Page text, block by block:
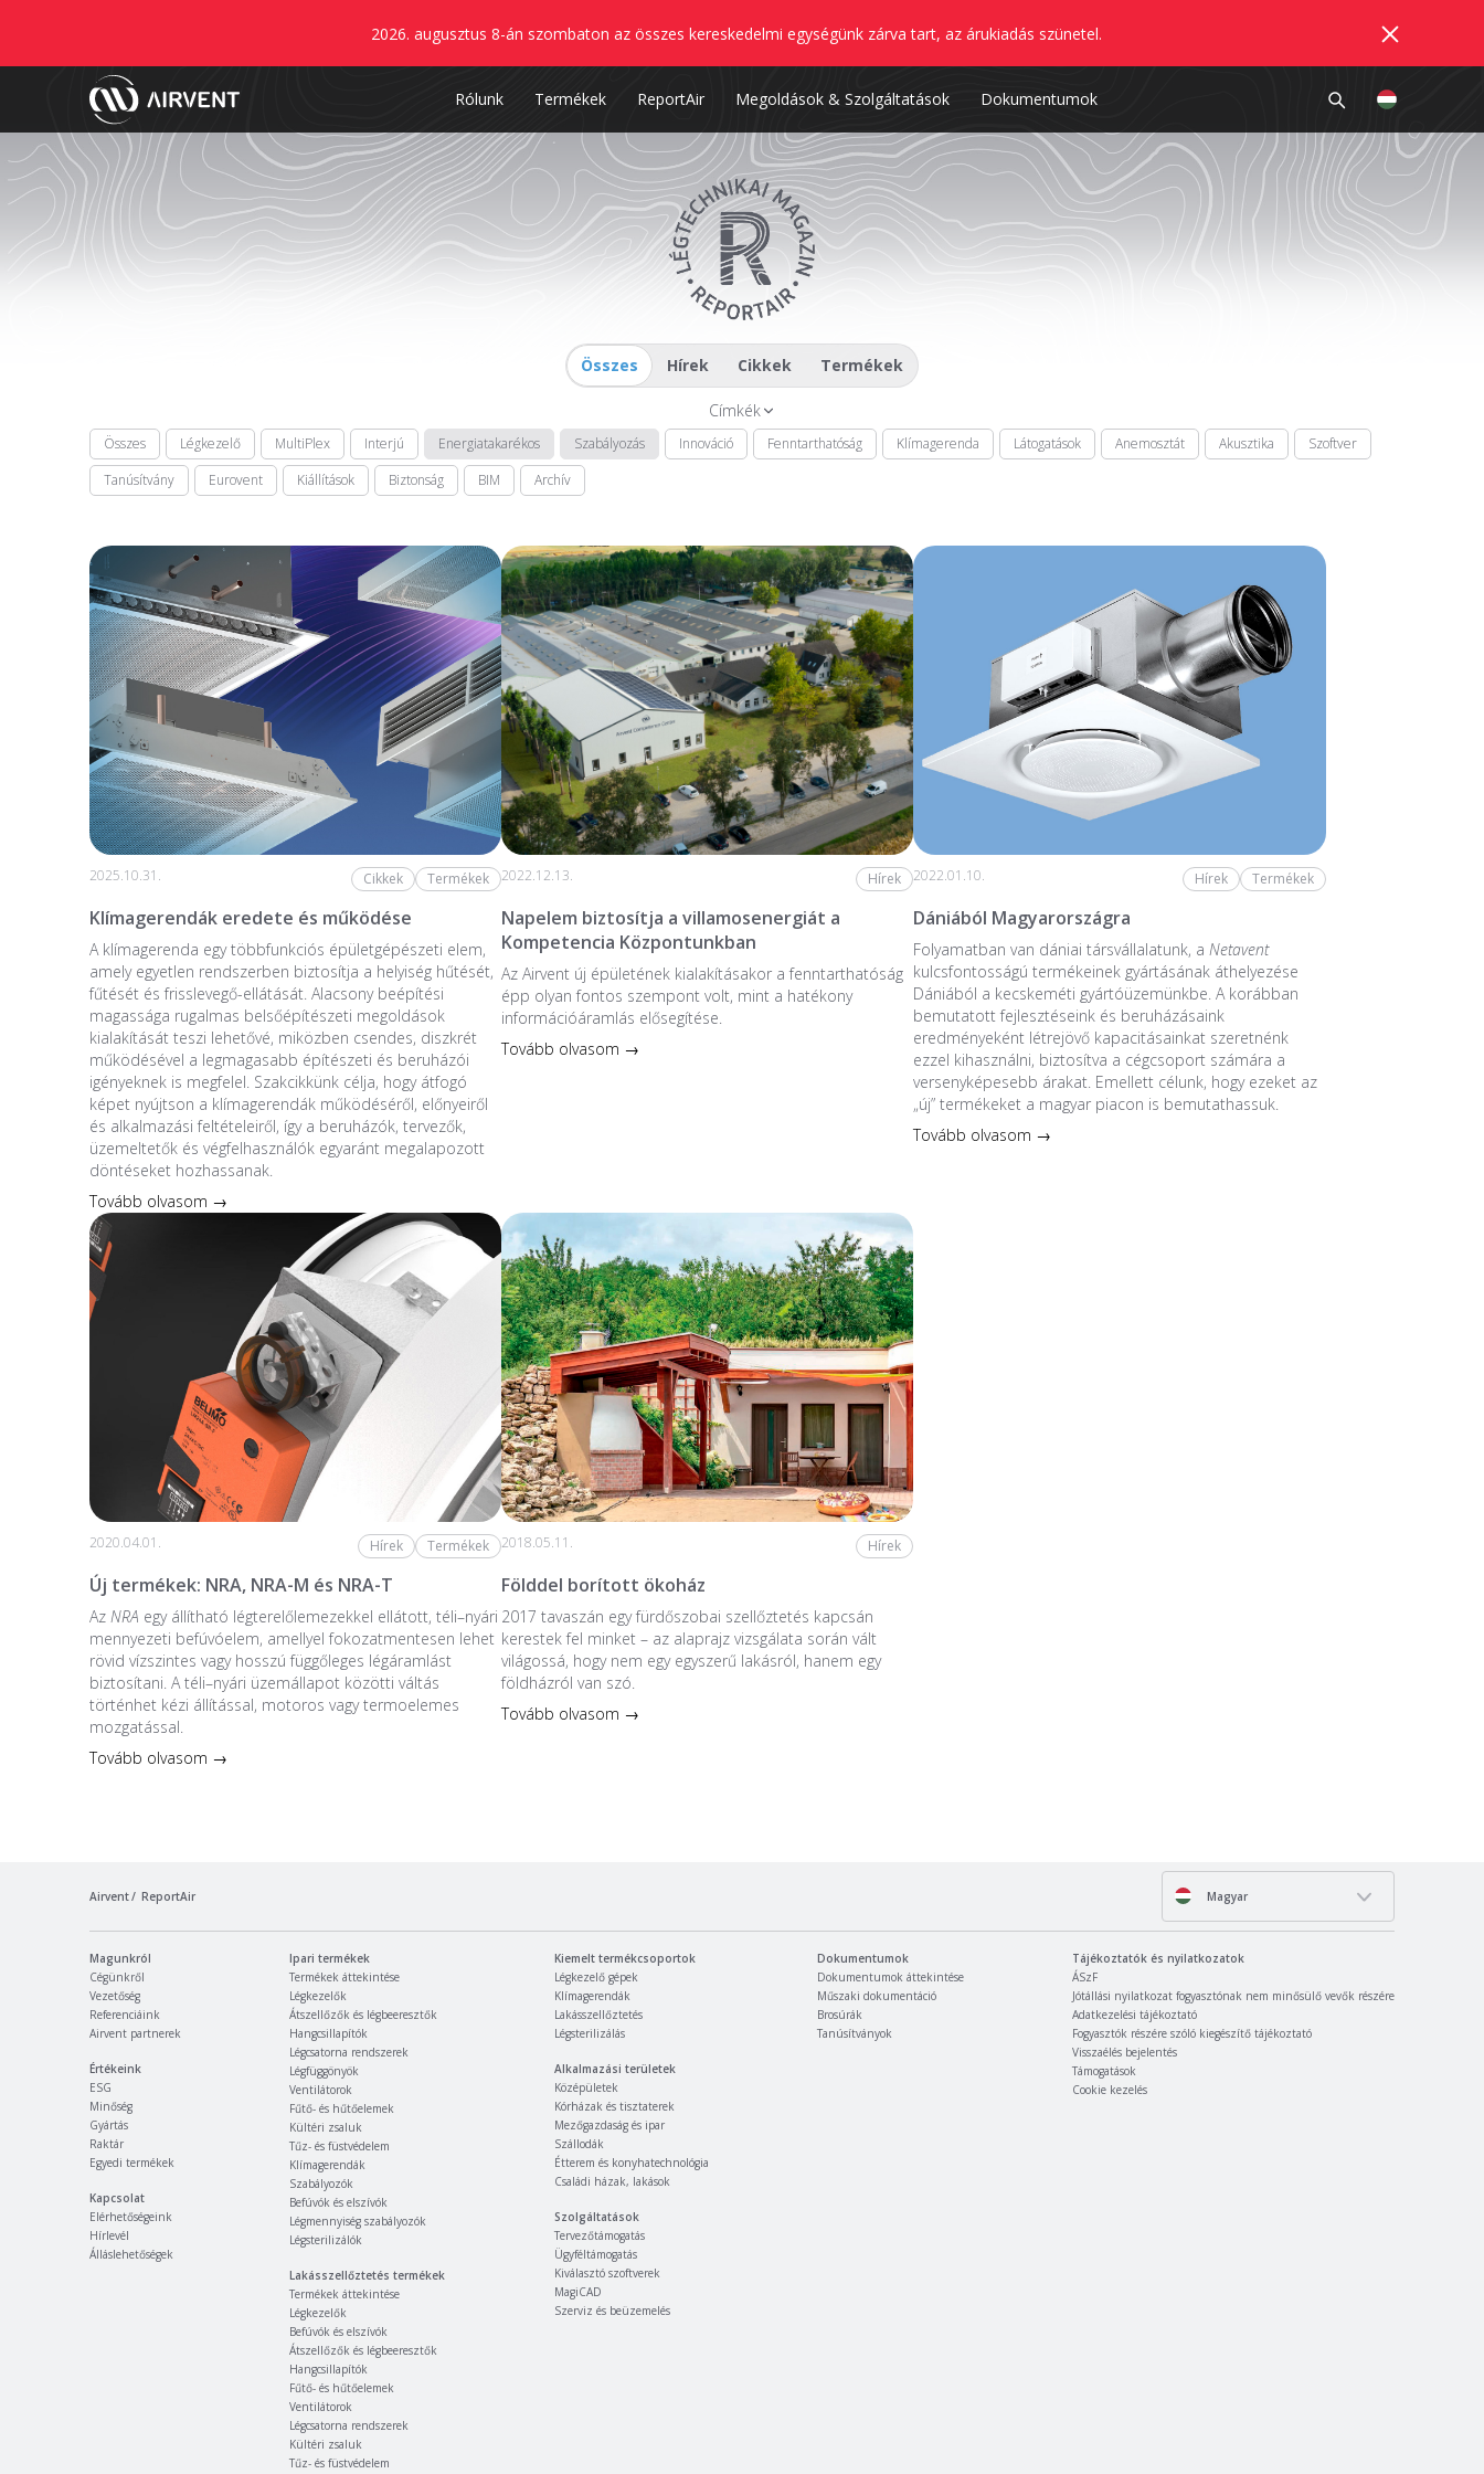
2026. augusztus 8-án szombaton az összes kereskedelmi egységünk zárva tart, az árukiadás szünetel.
Rólunk Termékek ReportAir Megoldások & Szolgáltatások Dokumentumok
Összes Hírek Cikkek Termékek
Címkék
Összes Légkezelő MultiPlex Interjú Energiatakarékos Szabályozás Innováció Fenntarthatóság Klímagerenda Látogatások Anemosztát Akusztika
Szoftver
Tanúsítvány
Eurovent Kiállítások Biztonság BIM Archív
2025.10.31. Cikkek Termékek
Klímagerendák eredete és működése
A klímagerenda egy többfunkciós épületgépészeti elem,
amely egyetlen rendszerben biztosítja a helyiség hűtését,
fűtését és frisslevegő-ellátását. Alacsony beépítési
magassága rugalmas belsőépítészeti megoldások
kialakítását teszi lehetővé, miközben csendes, diszkrét
működésével a legmagasabb építészeti és beruházói
igényeknek is megfelel. Szakcikkünk célja, hogy átfogó
képet nyújtson a klímagerendák működéséről, előnyeiről
és alkalmazási feltételeiről, így a beruházók, tervezők,
üzemeltetők és végfelhasználók egyaránt megalapozott
döntéseket hozhassanak.
Tovább olvasom →
2022.12.13. Hírek
Napelem biztosítja a villamosenergiát a
Kompetencia Központunkban
Az Airvent új épületének kialakításakor a fenntarthatóság
épp olyan fontos szempont volt, mint a hatékony
információáramlás elősegítése.
Tovább olvasom →
2022.01.10. Hírek Termékek
Dániából Magyarországra
Folyamatban van dániai társvállalatunk, aNetavent
kulcsfontosságú termékeinek gyártásának áthelyezése
Dániából a kecskeméti gyártóüzemünkbe. A korábban
bemutatott fejlesztéseink és beruházásaink
eredményeként létrejövő kapacitásainkat szeretnénk
ezzel kihasználni, biztosítva a cégcsoport számára a
versenyképesebb árakat. Emellett célunk, hogy ezeket az
„új” termékeket a magyar piacon is bemutathassuk.
Tovább olvasom →
2020.04.01. Hírek Termékek
Új termékek: NRA, NRA-M és NRA-T
Az NRA egy állítható légterelőlemezekkel ellátott, téli–nyári
mennyezeti befúvóelem, amellyel fokozatmentesen lehet
rövid vízszintes vagy hosszú függőleges légáramlást
biztosítani. A téli–nyári üzemállapot közötti váltás
történhet kézi állítással, motoros vagy termoelemes
mozgatással.
Tovább olvasom →
2018.05.11. Hírek
Földdel borított ökoház
2017 tavaszán egy fürdőszobai szellőztetés kapcsán
kerestek fel minket – az alaprajz vizsgálata során vált
világossá, hogy nem egy egyszerű lakásról, hanem egy
földházról van szó.
Tovább olvasom →
Airvent ReportAir Magyar
Magunkról
Cégünkről
Vezetőség
Referenciáink
Airvent partnerek
Értékeink
ESG
Minőség
Gyártás
Raktár
Egyedi termékek
Kapcsolat
Elérhetőségeink
Hírlevél
Álláslehetőségek
Ipari termékek
Termékek áttekintése
Légkezelők
Átszellőzők és légbeeresztők
Hangcsillapítók
Légcsatorna rendszerek
Légfüggönyök
Ventilátorok
Fűtő- és hűtőelemek
Kültéri zsaluk
Tűz- és füstvédelem
Klímagerendák
Szabályozók
Befúvók és elszívók
Légmennyiség szabályozók
Légsterilizálók
Lakásszellőztetés termékek
Termékek áttekintése
Légkezelők
Befúvók és elszívók
Átszellőzők és légbeeresztők
Hangcsillapítók
Fűtő- és hűtőelemek
Ventilátorok
Légcsatorna rendszerek
Kültéri zsaluk
Tűz- és füstvédelem
Kiemelt termékcsoportok
Légkezelő gépek
Klímagerendák
Lakásszellőztetés
Légsterilizálás
Alkalmazási területek
Középületek
Kórházak és tisztaterek
Mezőgazdaság és ipar
Szállodák
Étterem és konyhatechnológia
Családi házak, lakások
Szolgáltatások
Tervezőtámogatás
Ügyféltámogatás
Kiválasztó szoftverek
MagiCAD
Szerviz és beüzemelés
Dokumentumok
Dokumentumok áttekintése
Műszaki dokumentáció
Brosúrák
Tanúsítványok
Tájékoztatók és nyilatkozatok
ÁSzF
Jótállási nyilatkozat fogyasztónak nem minősülő vevők részére
Adatkezelési tájékoztató
Fogyasztók részére szóló kiegészítő tájékoztató
Visszaélés bejelentés
Támogatások
Cookie kezelés